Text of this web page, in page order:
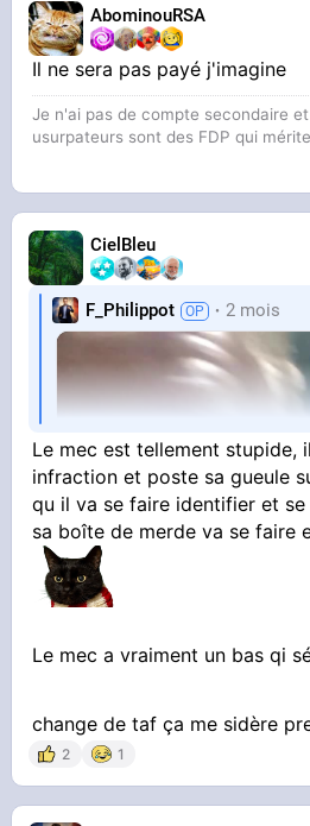
AbominouRSA
Il ne sera pas payé j'imagine
Je n'ai pas de compte secondaire
usurpateurs sont des FDP qui
CielBleu
F_Philippot 2 mois
Le mec est tellement stupide,
infraction et poste sa gueule
qu il va se faire identifier et
sa boîte de merde va se faire
Le mec a vraiment un bas qi
change de taf ça me sidère
2 1